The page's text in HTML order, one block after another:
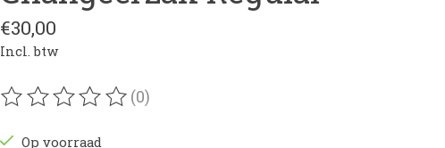
€30,00
Incl. btw
De beoordeling van dit product is
(0)
Op voorraad